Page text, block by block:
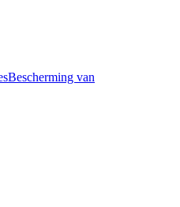
Bescherming van